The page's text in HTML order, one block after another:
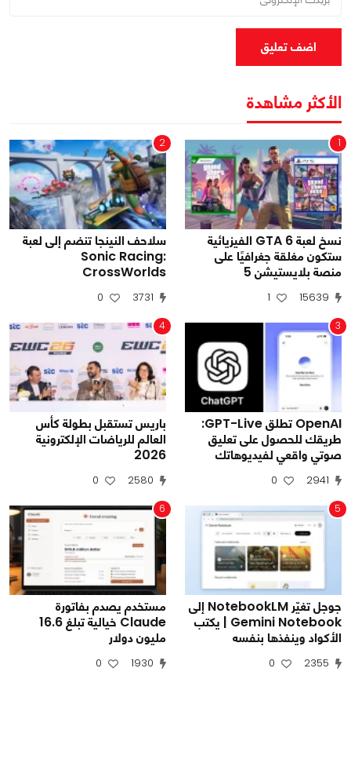
اضف تعليق
الأكثر مشاهدة
1
نسخ لعبة GTA 6 الفيزيائية
ستكون مغلقة جغرافيًا على
منصة بلايستيشن 5
15639
1
2
سلاحف النينجا تنضم إلى لعبة
Sonic Racing:
CrossWorlds
3731
0
3
OpenAI تطلق GPT-Live:
طريقك للحصول على تعليق
صوتي واقعي لفيديوهاتك
2941
0
4
باريس تستقبل بطولة كأس
العالم للرياضات الإلكترونية
2026
2580
0
5
جوجل تغيّر NotebookLM إلى
Gemini Notebook | يكتب
الأكواد وينفذها بنفسه
2355
0
6
مستخدم يصدم بفاتورة
Claude خيالية تبلغ 16.6
مليون دولار
1930
0